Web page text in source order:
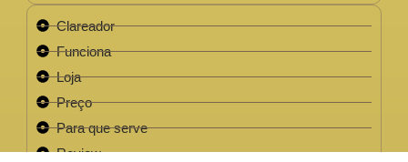
Clareador
Funciona
Loja
Preço
Para que serve
Review